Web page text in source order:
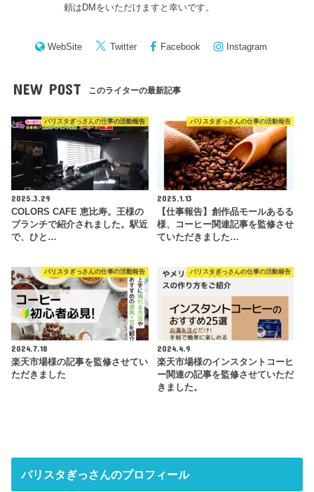
頼はDMをいただけますと幸いです。
WebSite Twitter Facebook Instagram
NEW POST このライターの最新記事
バリスタぎっさんの仕事の活動報告
2025.3.29
COLORS CAFE 恵比寿。王様の
ブランチで紹介されました。駅近
で、ひと…
バリスタぎっさんの仕事の活動報告
2025.1.13
【仕事報告】創作品モールあるる
様、コーヒー関連記事を監修させ
ていただきました…
バリスタぎっさんの仕事の活動報告
2024.7.18
楽天市場様の記事を監修させてい
ただきました
バリスタぎっさんの仕事の活動報告
2024.4.9
楽天市場様のインスタントコーヒ
ー関連の記事を監修させていただ
きました。
バリスタぎっさんのプロフィール